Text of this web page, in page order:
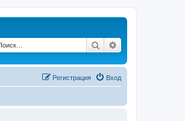
Поиск
Вход
Регистрация